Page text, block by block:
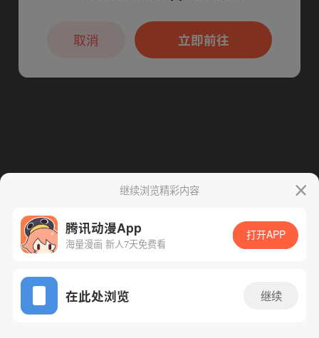
App免费看
腾漫App免费看
继续浏览精彩内容
腾讯动漫App
海量漫画 新人7天免费看
打开APP
在此处浏览 继续
本章节仅支持App阅读，可打开App新用
户7天免费看立即前往
取消